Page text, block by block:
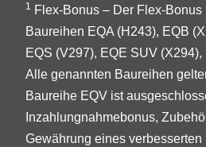
1 Flex-Bonus – Der Flex-
Baureihen EQA (H243), EQB
EQS (V297), EQE SUV
Alle genannten Baureihen
Baureihe EQV ist
Inzahlungnahmebonus,
Gewährung eines